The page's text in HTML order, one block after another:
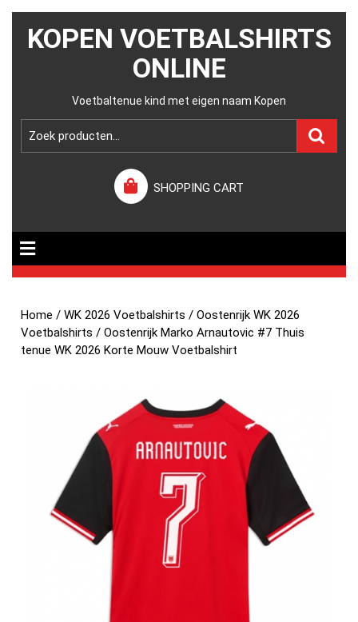
KOPEN VOETBALSHIRTS
ONLINE
Voetbaltenue kind met eigen naam Kopen
SHOPPING CART
Home /WK 2026 Voetbalshirts /Oostenrijk WK 2026
Voetbalshirts / Oostenrijk Marko Arnautovic #7 Thuis
tenue WK 2026 Korte Mouw Voetbalshirt